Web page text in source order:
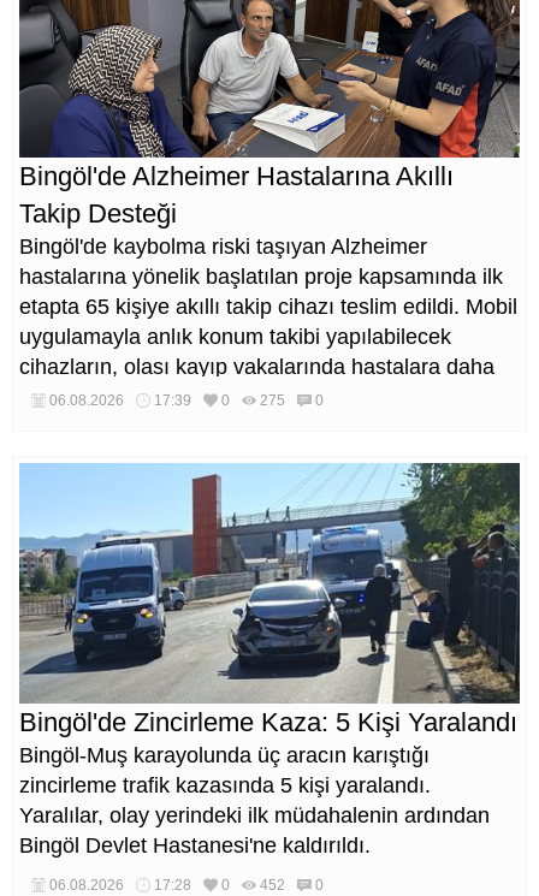
Bingöl'de Alzheimer Hastalarına Akıllı
Takip Desteği
Bingöl'de kaybolma riski taşıyan Alzheimer
hastalarına yönelik başlatılan proje kapsamında ilk
etapta 65 kişiye akıllı takip cihazı teslim edildi. Mobil
uygulamayla anlık konum takibi yapılabilecek
cihazların, olası kayıp vakalarında hastalara daha
kısa sürede ulaşılmasını sağlaması hedefleniyor.
06.08.2026 17:39 0 275 0
Bingöl'de Zincirleme Kaza: 5 Kişi Yaralandı
Bingöl-Muş karayolunda üç aracın karıştığı
zincirleme trafik kazasında 5 kişi yaralandı.
Yaralılar, olay yerindeki ilk müdahalenin ardından
Bingöl Devlet Hastanesi'ne kaldırıldı.
06.08.2026 17:28 0 452 0